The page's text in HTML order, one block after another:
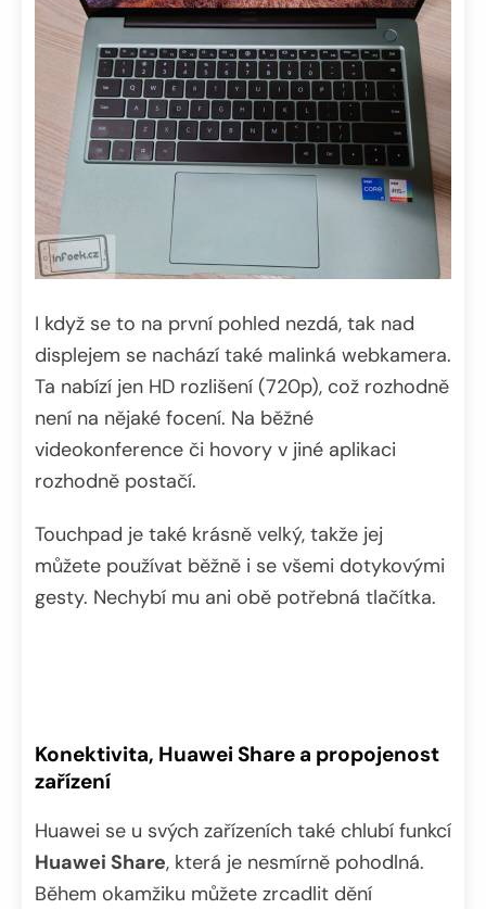
I když se to na první pohled nezdá, tak nad
displejem se nachází také malinká webkamera.
Ta nabízí jen HD rozlišení (720p), což rozhodně
není na nějaké focení. Na běžné
videokonference či hovory v jiné aplikaci
rozhodně postačí.
Touchpad je také krásně velký, takže jej
můžete používat běžně i se všemi dotykovými
gesty. Nechybí mu ani obě potřebná tlačítka.
Konektivita, Huawei Share a propojenost
zařízení
Huawei se u svých zařízeních také chlubí funkcí
Huawei Share, která je nesmírně pohodlná.
Během okamžiku můžete zrcadlit dění